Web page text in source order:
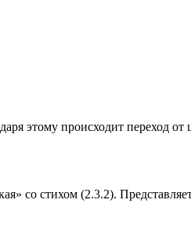
этому происходит переход
со стихом (2.3.2).